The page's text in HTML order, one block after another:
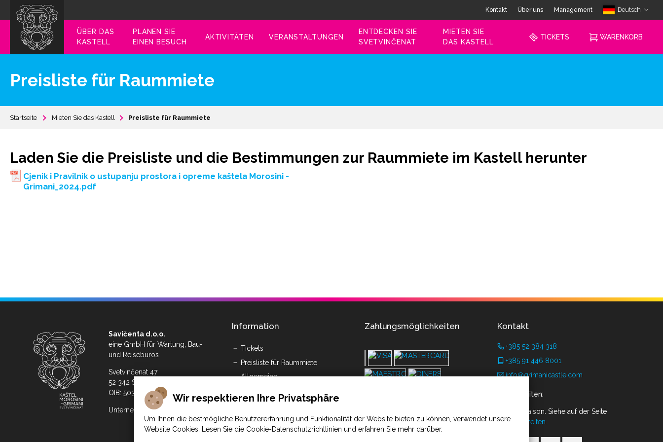
Wir respektieren Ihre Privatsphäre
Um Ihnen die bestmögliche Benutzererfahrung und Funktionalität der Website bieten zu können, verwendet unsere
Website Cookies. Lesen Sie die Cookie-Datenschutzrichtlinien und erfahren Sie mehr darüber.
Kontakt Über uns Management Deutsch
ÜBER DAS
KASTELL
PLANEN SIE
EINEN BESUCH
AKTIVITÄTEN VERANSTALTUNGEN
ENTDECKEN SIE
SVETVINČENAT
MIETEN SIE
DAS KASTELL
TICKETS WARENKORB
Preisliste für Raummiete
Startseite Mieten Sie das Kastell Preisliste für Raummiete
Laden Sie die Preisliste und die Bestimmungen zur Raummiete im Kastell herunter
Cjenik i Pravilnik o ustupanju prostora i opreme kaštela Morosini -
Grimani_2024.pdf
Savičenta d.o.o.
eine GmbH für Wartung, Bau-
und Reisebüros
Svetvinčenat 47
52 342 Svetvinčenat
OIB: 50329598386
Unternehmensrechtsdaten
Information
Tickets
Preisliste für Raummiete
Allgemeine
Zahlungsmöglichkeiten Kontakt
+385 52 384 318
+385 91 446 8001
info@grimanicastle.com
Arbeitszeiten:
Je nach Saison. Siehe auf der Seite
Öffnungszeiten